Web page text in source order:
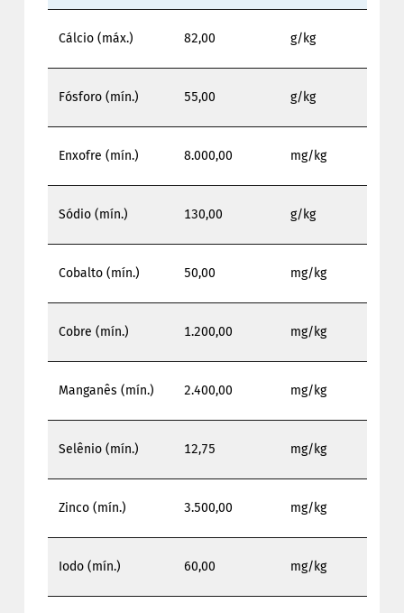
Cálcio (máx.) 82,00 g/kg
Fósforo (mín.) 55,00 g/kg
Enxofre (mín.) 8.000,00 mg/kg
Sódio (mín.) 130,00 g/kg
Cobalto (mín.) 50,00 mg/kg
Cobre (mín.) 1.200,00 mg/kg
Manganês (mín.) 2.400,00 mg/kg
Selênio (mín.) 12,75 mg/kg
Zinco (mín.) 3.500,00 mg/kg
Iodo (mín.) 60,00 mg/kg